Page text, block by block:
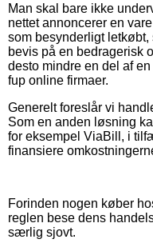
Man skal bare ikke
nettet annoncerer en
som besynderligt
bevis på en bedragerisk
desto mindre en del af
fup online firmaer.
Generelt foreslår vi
Som en anden løsning
for eksempel ViaBill, i
finansiere
Forinden nogen køber
reglen bese dens
særlig sjovt.